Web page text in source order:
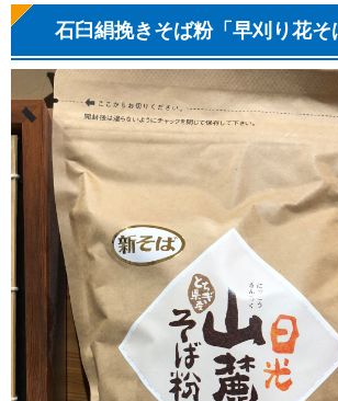
石臼絹挽きそば粉「早刈り花そ